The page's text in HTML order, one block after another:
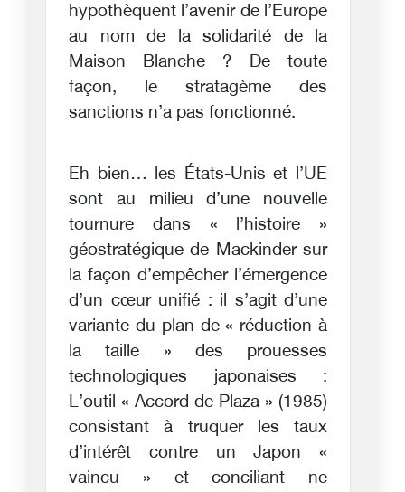
hypothèquent l’avenir de l’Europe
au nom de la solidarité de la
Maison Blanche ? De toute
façon, le stratagème des
sanctions n’a pas fonctionné.
Eh bien… les États-Unis et l’UE
sont au milieu d’une nouvelle
tournure dans « l’histoire »
géostratégique de Mackinder sur
la façon d’empêcher l’émergence
d’un cœur unifié : il s’agit d’une
variante du plan de « réduction à
la taille » des prouesses
technologiques japonaises :
L’outil « Accord de Plaza » (1985)
consistant à truquer les taux
d’intérêt contre un Japon «
vaincu » et conciliant ne